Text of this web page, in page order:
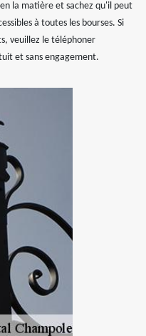
la matière et sachez qu'il peut
à toutes les bourses. Si
veuillez le téléphoner
et sans engagement.